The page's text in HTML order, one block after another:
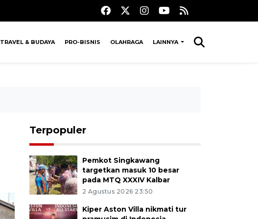
TRAVEL & BUDAYA PRO-BISNIS OLAHRAGA LAINNYA
Terpopuler
Pemkot Singkawang
targetkan masuk 10 besar
pada MTQ XXXIV Kalbar
2 Agustus 2026 23:50
Kiper Aston Villa nikmati tur